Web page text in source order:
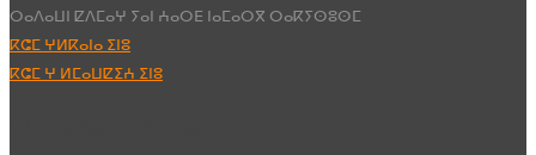
ⵔⴰⴷⴰⵡⵏ ⵇⴷⵎⴰⵖ ⵢⴰⵏ ⵄⴰⵔⴹ ⵏⴰⵎⴰⵔⴳ ⵔⴰⴽⵢⵙⵓⵙⵎ
ⴽⵛⵎ ⵖⵍⴽⴰⵏⴰ ⵉⵏⵓ
ⴽⵛⵎ ⵖ ⵍⵎⴰⵡⵇⵉⵄ ⵉⵏⵓ